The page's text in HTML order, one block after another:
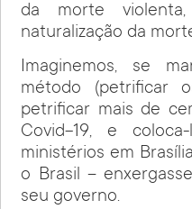
da morte
naturalização da
Imaginemos, se
método (petrificar
petrificar mais de
Covid-19, e
ministérios em
o Brasil –
seu governo.